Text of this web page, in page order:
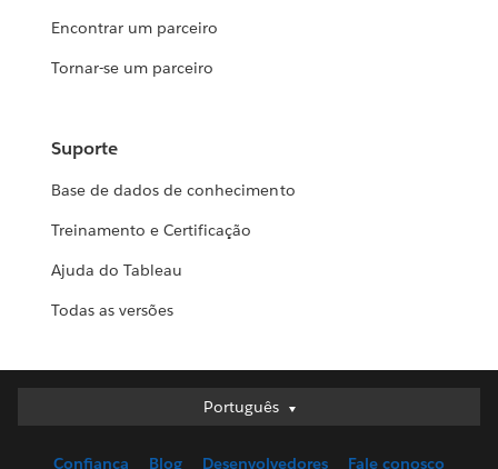
Encontrar um parceiro
Tornar-se um parceiro
Suporte
Base de dados de conhecimento
Treinamento e Certificação
Ajuda do Tableau
Todas as versões
Português
Português
Confiança Blog Desenvolvedores Fale conosco